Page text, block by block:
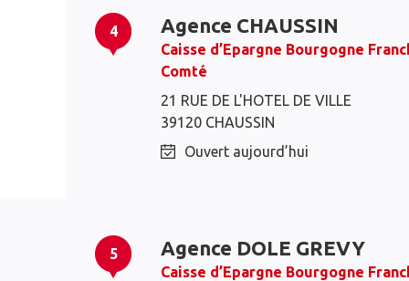
4 Agence CHAUSSIN
Caisse d’Epargne Bourgogne
Comté
21 RUE DE L'HOTEL DE VILLE
39120 CHAUSSIN
Ouvert aujourd’hui
5 Agence DOLE GREVY
Caisse d’Epargne Bourgogne